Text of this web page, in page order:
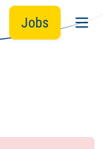
Jobs